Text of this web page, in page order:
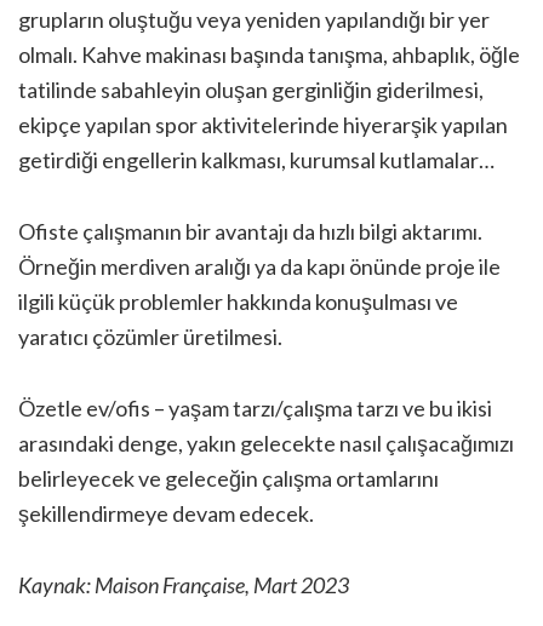
grupların oluştuğu veya yeniden yapılandığı bir yer
olmalı. Kahve makinası başında tanışma, ahbaplık, öğle
tatilinde sabahleyin oluşan gerginliğin giderilmesi,
ekipçe yapılan spor aktivitelerinde hiyerarşik yapılan
getirdiği engellerin kalkması, kurumsal kutlamalar…
Ofiste çalışmanın bir avantajı da hızlı bilgi aktarımı.
Örneğin merdiven aralığı ya da kapı önünde proje ile
ilgili küçük problemler hakkında konuşulması ve
yaratıcı çözümler üretilmesi.
Özetle ev/ofis – yaşam tarzı/çalışma tarzı ve bu ikisi
arasındaki denge, yakın gelecekte nasıl çalışacağımızı
belirleyecek ve geleceğin çalışma ortamlarını
şekillendirmeye devam edecek.
Kaynak: Maison Française, Mart 2023